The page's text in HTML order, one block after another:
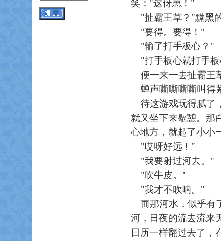
笑："这伢崽！"
"扯霸王草？"黝黑
"要得。要得！"
"输了打手板心？"
"打手板心就打手板
便一来一去扯霸王
蝉声嘶嘶嘶嘶叫得
待这游戏玩得腻了
就又坐下来歇憩。那
心地方，就起了小小
"哎呀好远！"
"我要射过河去。"
"吹牛皮。"
"我才不吹呐。"
而那河水，似乎有
河，日夜的流去流来
日历一样翻过去了，